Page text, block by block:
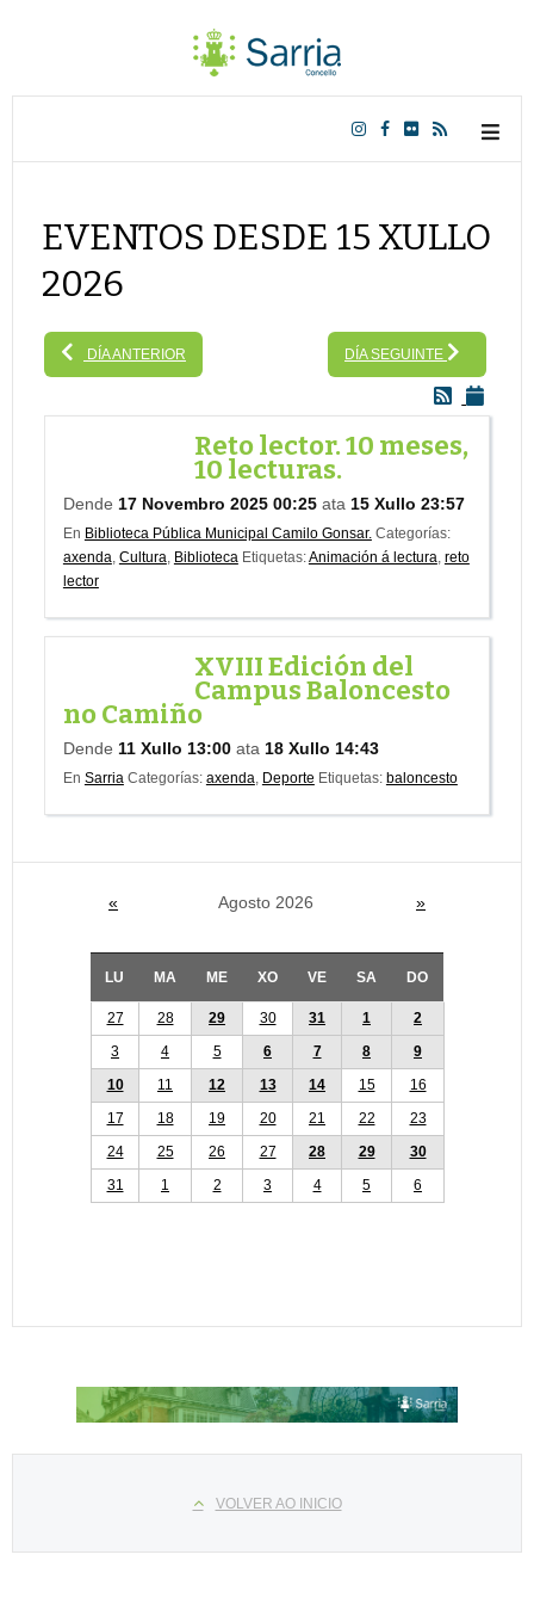
EVENTOS DESDE 15 XULLO
2026
DÍA ANTERIOR DÍA SEGUINTE
Reto lector. 10 meses,
10 lecturas.
Dende 17 Novembro 2025 00:25 ata 15 Xullo 23:57
En Biblioteca Pública Municipal Camilo Gonsar. Categorías:
axenda, Cultura, Biblioteca Etiquetas:Animación á lectura, reto
lector
XVIII Edición del
Campus Baloncesto
no Camiño
Dende 11 Xullo 13:00 ata 18 Xullo 14:43
En Sarria Categorías: axenda, Deporte Etiquetas: baloncesto
« Agosto 2026 »
LU MA ME XO VE SA DO
27 28 29 30 31 1
2
3
4 5 6 7 8
9
10
11 12 13 14 15
16
17
18 19 20 21 22
23
24
25 26 27 28 29
30
31
1 2 3 4 5 6
VOLVER AO INICIO